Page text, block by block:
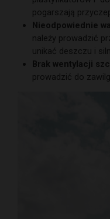
pogarszają
Nieodpowiednie
należy prowadzić
unikać deszczu i
Brak wentylacji
prowadzić do